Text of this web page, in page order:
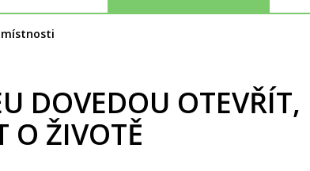
místnosti
DOVEDOU OTEVŘÍT,
O ŽIVOTĚ